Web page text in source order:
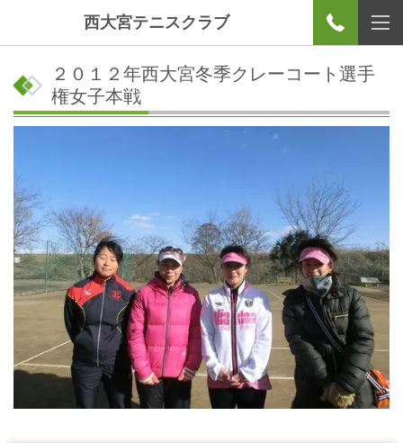
西大宮テニスクラブ
２０１２年西大宮冬季クレーコート選手
権女子本戦